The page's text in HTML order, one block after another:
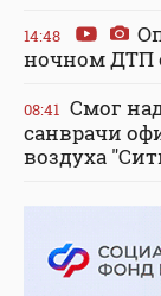
14:48
ночном ДТП
08:41 Смог
санврачи
воздуха